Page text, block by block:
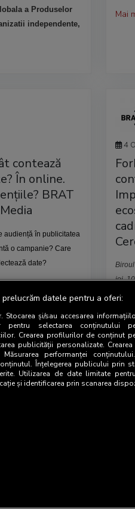
a Produselor
independente,
Mai
contează
În online.
BRAT
audiență în publicitatea
o campanie? Care
date?
într-un eveniment
de Audit
4
joi,
Ziua
Mai
datele pentru a oferi:
Stocarea și/sau accesarea
selectarea conținutului
Crearea profilurilor de conținut
publicității personalizate.
performanței
Înțelegerea publicului prin
Utilizarea de date limitate
și identificarea prin scanarea